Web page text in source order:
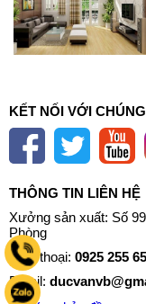
KẾT NỐI VỚI
THÔNG TIN LIÊN HỆ
Xưởng sản xuất: Số
Phòng
Điện thoại: 0925 255
Email:
Tell 0925 255 655
Zalo 0925 255 655